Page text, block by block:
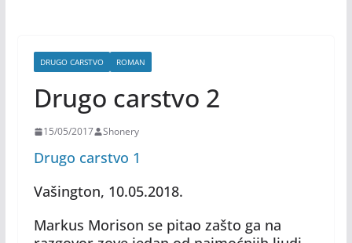
DRUGO CARSTVO ROMAN
Drugo carstvo 2
15/05/2017 Shonery
Drugo carstvo 1
Vašington, 10.05.2018.
Markus Morison se pitao zašto ga na